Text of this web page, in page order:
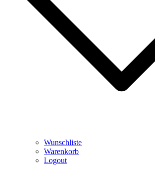
Wunschliste
Warenkorb
Logout